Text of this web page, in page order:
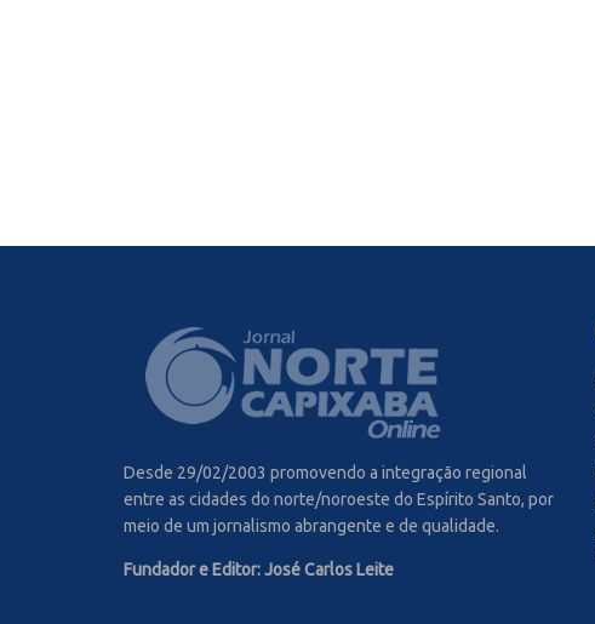
Desde 29/02/2003 promovendo a integração regional
entre as cidades do norte/noroeste do Espírito Santo, por
meio de um jornalismo abrangente e de qualidade.
Fundador e Editor: José Carlos Leite